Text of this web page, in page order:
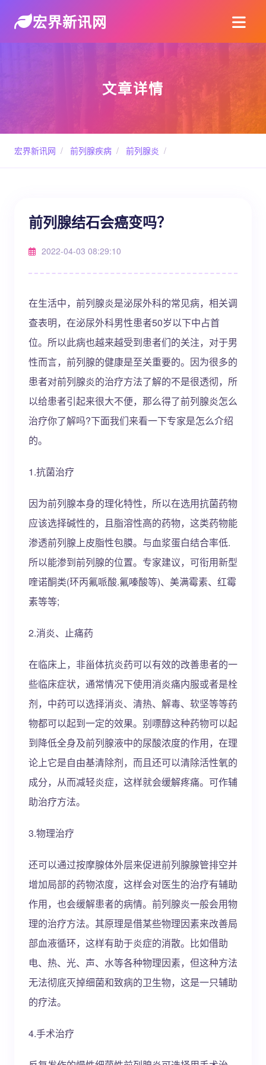
宏界新讯网
文章详情
宏界新讯网 / 前列腺疾病 / 前列腺炎 /
前列腺结石会癌变吗？
2022-04-03 08:29:10
在生活中，前列腺炎是泌尿外科的常见病，相关调
查表明，在泌尿外科男性患者50岁以下中占首
位。所以此病也越来越受到患者们的关注，对于男
性而言，前列腺的健康是至关重要的。因为很多的
患者对前列腺炎的治疗方法了解的不是很透彻，所
以给患者引起来很大不便，那么得了前列腺炎怎么
治疗你了解吗?下面我们来看一下专家是怎么介绍
的。
1.抗菌治疗
因为前列腺本身的理化特性，所以在选用抗菌药物
应该选择碱性的，且脂溶性高的药物，这类药物能
渗透前列腺上皮脂性包膜。与血浆蛋白结合率低.
所以能渗到前列腺的位置。专家建议，可衔用新型
喹诺酮类(环丙氟哌酸.氟嗪酸等)、美满霉素、红霉
素等等;
2.消炎、止痛药
在临床上，非甾体抗炎药可以有效的改善患者的一
些临床症状，通常情况下使用消炎痛内服或者是栓
剂，中药可以选择消炎、清热、解毒、软坚等等药
物都可以起到一定的效果。别嘌醇这种药物可以起
到降低全身及前列腺液中的尿酸浓度的作用，在理
论上它是自由基清除剂，而且还可以清除活性氧的
成分，从而减轻炎症，这样就会缓解疼痛。可作辅
助治疗方法。
3.物理治疗
还可以通过按摩腺体外层来促进前列腺腺管排空并
增加局部的药物浓度，这样会对医生的治疗有辅助
作用，也会缓解患者的病情。前列腺炎一般会用物
理的治疗方法。其原理是借某些物理因素来改善局
部血液循环，这样有助于炎症的消散。比如借助
电、热、光、声、水等各种物理因素，但这种方法
无法彻底灭掉细菌和致病的卫生物，这是一只辅助
的疗法。
4.手术治疗